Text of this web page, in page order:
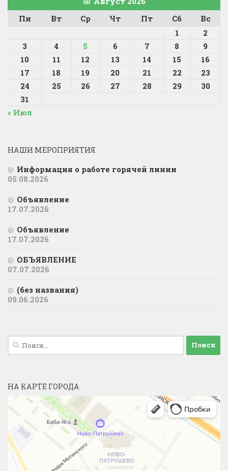
Пн
Вт Ср Чт Пт Сб
Вс
1
2
3
4 5 6 7 8
9
10
11 12 13 14 15
16
17
18 19 20 21 22
23
24
25 26 27 28 29
30
31
« Июл
НАШИ МЕРОПРИЯТИЯ
Информация о работе горячей линии
05.08.2026
Объявление
17.07.2026
Объявление
17.07.2026
ОБЪЯВЛЕНИЕ
07.07.2026
(без названия)
09.06.2026
Найти:
НА КАРТЕ ГОРОДА